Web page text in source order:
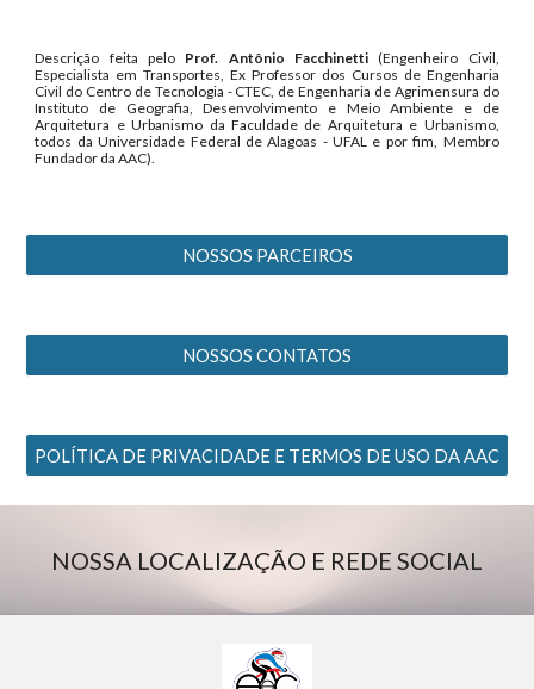
Descrição feita pelo Prof. Antônio Facchinetti(Engenheiro Civil,
Especialista em Transportes, Ex Professor dos Cursos de Engenharia
Civil do Centro de Tecnologia - CTEC, de Engenharia de Agrimensura do
Instituto de Geografia, Desenvolvimento e Meio Ambiente e de
Arquitetura e Urbanismo da Faculdade de Arquitetura e Urbanismo,
todos da Universidade Federal de Alagoas - UFAL e por fim, Membro
Fundador da AAC).
NOSSOS PARCEIROS
NOSSOS CONTATOS
POLÍTICA DE PRIVACIDADE E TERMOS DE USO DA AAC
NOSSA LOCALIZAÇÃO E REDE SOCIAL